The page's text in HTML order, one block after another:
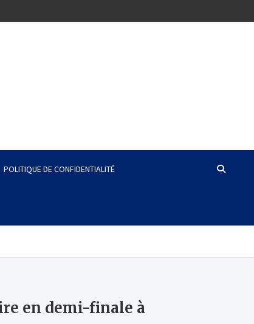
POLITIQUE DE CONFIDENTIALITÉ
en demi-finale à